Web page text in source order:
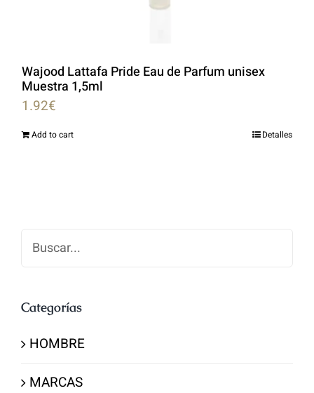
Wajood Lattafa Pride Eau de Parfum unisex
Muestra 1,5ml
1.92€
Add to cart Detalles
Buscar
Categorías
HOMBRE
MARCAS